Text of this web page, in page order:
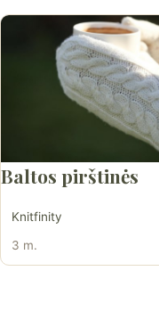
Baltos pirštinės
Knitfinity
3 m.